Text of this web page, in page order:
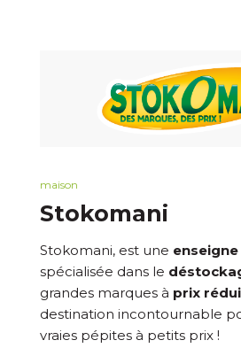
maison
Stokomani
Stokomani, est une
spécialisée dans le
grandes marques à prix
destination incontournable
vraies pépites à petits prix !